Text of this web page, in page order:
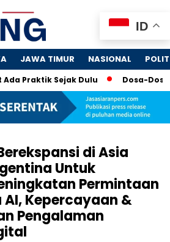
JAWA TIMUR NASIONAL
Sejak Dulu Dosa-Dosa 4
di Asia
Untuk
Permintaan
Kepercayaan &
Pengalaman
ID